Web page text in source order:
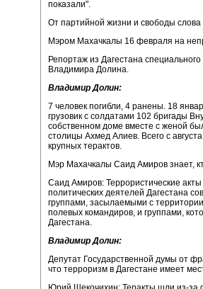
показали".
От партийной жизни и свободы слова
Мэром Махачкалы 16 февраля на
Репортаж из Дагестана
Владимира Долина.
Владимир Долин:
7 человек погибли, 4 ранены. 18
грузовик с солдатами 102 бригады
собственном доме вместе с женой
столицы Ахмед Алиев. Всего с
крупных терактов.
Мэр Махачкалы Саид Амиров знает,
Саид Амиров: Террористические
политических деятелей Дагестана
группами, засылаемыми с
полевых командиров, и группами,
Дагестана.
Владимир Долин:
Депутат Государственной думы от
что терроризм в Дагестане имеет